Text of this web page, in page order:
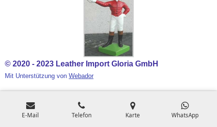
© 2020 - 2023 Leather Import Gloria GmbH
Mit Unterstützung von Webador
E-Mail Telefon Karte WhatsApp